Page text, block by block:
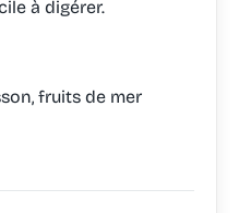
à digérer.
fruits de mer